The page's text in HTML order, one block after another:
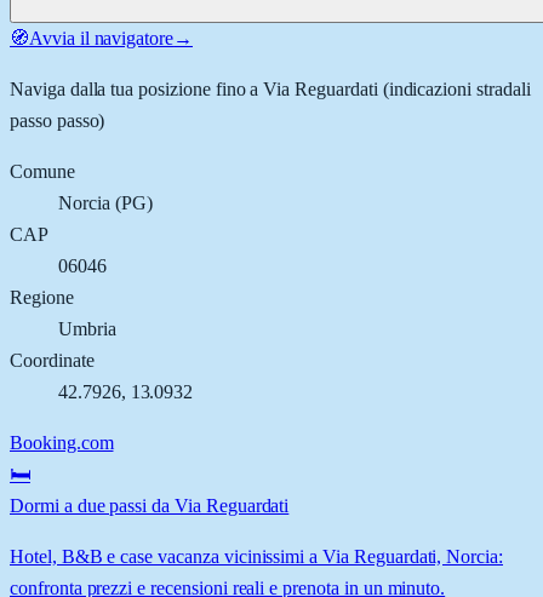
🧭Avvia il navigatore→
Naviga dalla tua posizione fino aVia Reguardati (indicazioni stradali
passo passo)
Comune
Norcia (PG)
CAP
06046
Regione
Umbria
Coordinate
42.7926, 13.0932
Booking.com
🛏️
Dormi a due passi da Via Reguardati
Hotel, B&B e case vacanza vicinissimi a Via Reguardati, Norcia:
confronta prezzi e recensioni reali e prenota in un minuto.